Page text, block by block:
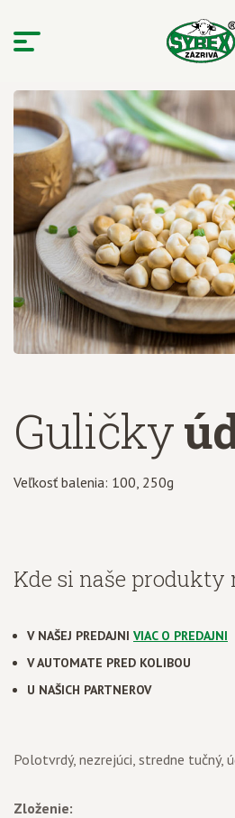
Guličky
Veľkosť balenia: 100, 250g
Kde si naše produkty
V NAŠEJ PREDAJNI VIAC O PREDAJNI
V AUTOMATE PRED KOLIBOU
U NAŠICH PARTNEROV
Polotvrdý, nezrejúci, stredne tučný,
Zloženie: